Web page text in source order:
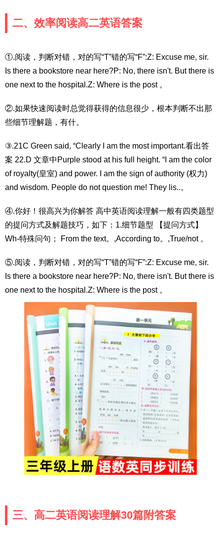
二、效率阅读高二英语答案
①.阅读，判断对错，对的写“T”错的写“F”:Z: Excuse me, sir.
Is there a bookstore near here?P: No, there isn't. But there is
one next to the hospital.Z: Where is the post 。
②.如果快速阅读时总觉得获得的信息很少，根本判断不出那
些细节理解题，有什。
③.21C Green said, “Clearly I am the most important.看出答
案 22.D 文章中Purple stood at his full height. “I am the color
of royalty(皇室) and power. I am the sign of authority (权力)
and wisdom. People do not question me! They lis..。
④.你好！很高兴为你解答 高中英语阅读理解一般有四类题型
的提问方式及解题技巧，如下：1.细节题型 【提问方式】
Wh-特殊问句； From the text。,According to。,True/not 。
⑤.阅读，判断对错，对的写“T”错的写“F”:Z: Excuse me, sir.
Is there a bookstore near here?P: No, there isn't. But there is
one next to the hospital.Z: Where is the post 。
三、高二英语阅读理解30篇附答案